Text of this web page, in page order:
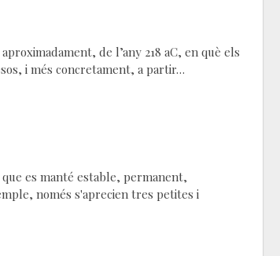
de l’any 218 aC, en què els
i més concretament, a partir…
es manté estable, permanent,
només s'aprecien tres petites i